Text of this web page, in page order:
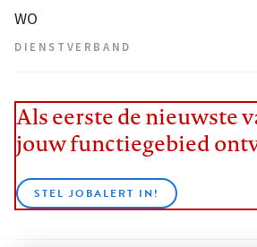
WO
DIENSTVERBAND
Als eerste de nieuwste
jouw functiegebied
STEL JOBALERT IN!